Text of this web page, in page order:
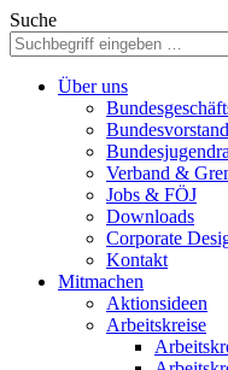
Suche
Über uns
Bundesvorstand
Verband &
Jobs & FÖJ
Downloads
Corporate
Kontakt
Mitmachen
Aktionsideen
Arbeitskreise